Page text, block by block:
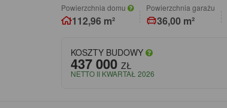
Powierzchnia domu
112,96 m²
Powierzchnia garażu
36,00 m²
KOSZTY BUDOWY
437 000 ZŁ
NETTO II KWARTAŁ 2026